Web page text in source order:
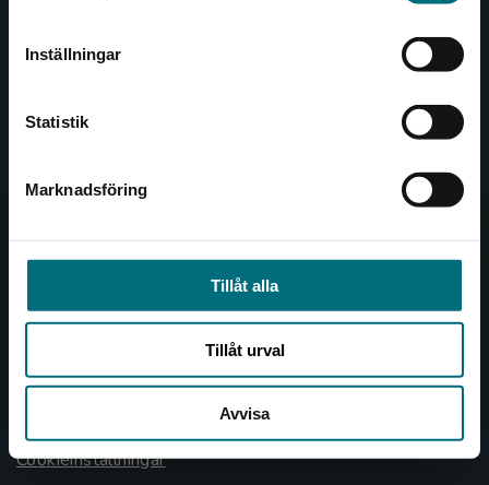
Inställningar
Statistik
Marknadsföring
Tillåt alla
Tillåt urval
Avvisa
Kontakta kundservice
Köpvillkor
Allmänna länkar
Om oss
Cookieinställningar